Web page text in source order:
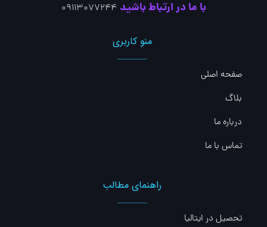
با ما در ارتباط باشید 09113077244
منو کاربری
صفحه اصلی
بلاگ
درباره ما
تماس با ما
راهنمای مطالب
تحصیل در ایتالیا